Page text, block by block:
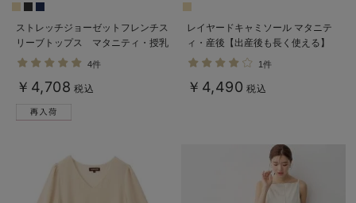
ストレッチジョーゼットフレンチス
リーブトップス マタニティ・授乳
服【出産後も長く使える】
4件
￥4,708 税込
レイヤードキャミソール マタニテ
ィ・産後【出産後も長く使える】
1件
￥4,490 税込